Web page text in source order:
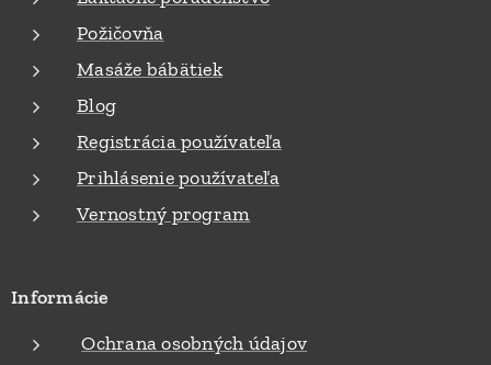
Požičovňa
Masáže bábätiek
Blog
Registrácia používateľa
Prihlásenie používateľa
Vernostný program
Informácie
Ochrana osobných údajov